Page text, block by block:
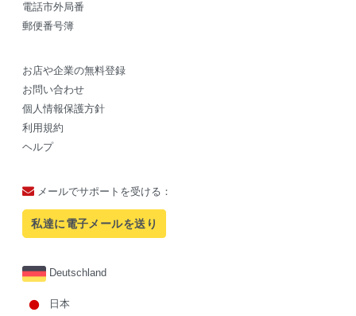
電話市外局番
郵便番号簿
お店や企業の無料登録
お問い合わせ
個人情報保護方針
利用規約
ヘルプ
メールでサポートを受ける：
私達に電子メールを送り
Deutschland
日本